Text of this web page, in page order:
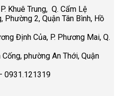
Khuê Trung, Q. Cẩm Lệ
Phường 2, Quận Tân Bình, Hồ
Định Của, P. Phương Mai, Q.
phường An Thới, Quận
0931.121319